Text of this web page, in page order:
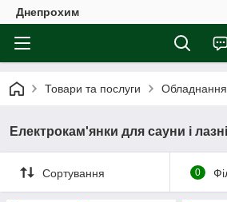
Днепрохим
Товари та послуги
Електрокам'янки для сауни і лазні
Сортування 0